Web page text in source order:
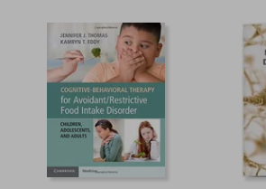
5%
dcto.
9,00 €